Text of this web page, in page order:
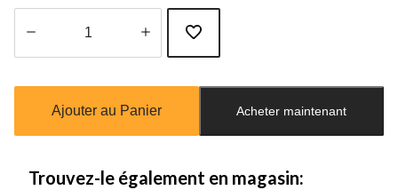
mise
à
Ajouter au Panier Acheter maintenant
Trouvez-le également en magasin: